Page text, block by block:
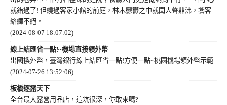
就錯過了! 但繞過客家小館的前庭，林木鬱鬱之中就聞人聲鼎沸，饕客
絡繹不絕。
(2024-08-07 18:07:02)
線上結匯省一點!~機場直接領外幣
出國換外幣，臺灣銀行線上結匯省一點!方便一點~桃園機場領外幣示範
(2024-07-26 13:52:06)
板橋逐露天下
全台最大露營用品店，這坑很深，你敢來嗎?